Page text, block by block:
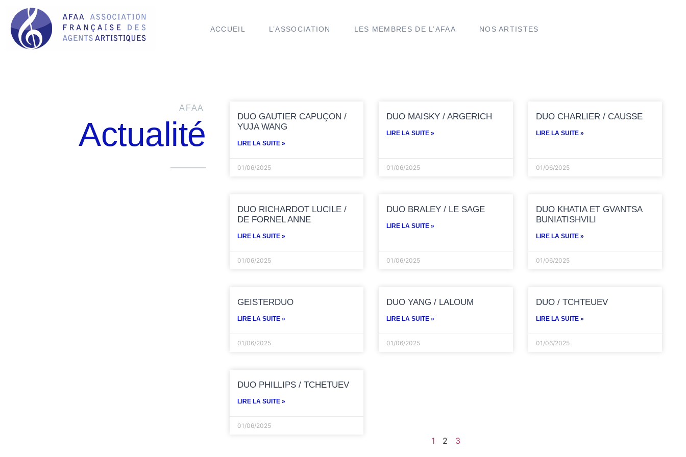
ACCUEIL L’ASSOCIATION LES MEMBRES DE L’AFAA NOS ARTISTES
AFAA
Actualité
DUO GAUTIER CAPUÇON /
YUJA WANG
LIRE LA SUITE »
01/06/2025
DUO MAISKY / ARGERICH
LIRE LA SUITE »
01/06/2025
DUO CHARLIER / CAUSSE
LIRE LA SUITE »
01/06/2025
DUO RICHARDOT LUCILE /
DE FORNEL ANNE
LIRE LA SUITE »
01/06/2025
DUO BRALEY / LE SAGE
LIRE LA SUITE »
01/06/2025
DUO KHATIA ET GVANTSA
BUNIATISHVILI
LIRE LA SUITE »
01/06/2025
GEISTERDUO
LIRE LA SUITE »
01/06/2025
DUO YANG / LALOUM
LIRE LA SUITE »
01/06/2025
DUO / TCHTEUEV
LIRE LA SUITE »
01/06/2025
DUO PHILLIPS / TCHETUEV
LIRE LA SUITE »
01/06/2025
1 2 3